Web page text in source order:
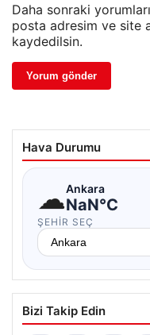
Daha sonraki
posta adresim ve site
kaydedilsin.
Hava Durumu
☁Ankara
NaN°C
ŞEHIR SEÇ
Bizi Takip Edin